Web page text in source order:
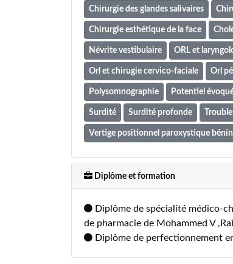
Chirurgie des glandes salivaires
Chirurgie esthétique de la face
Névrite vestibulaire ORL et
Orl et chirugie cervico-faciale Orl
Polysomnographie Potentiel
Surdité Surdité profonde
Vertige positionnel paroxystique
Diplôme et formation
Diplôme de spécialité médico-
de pharmacie de Mohammed V
Diplôme de perfectionnement